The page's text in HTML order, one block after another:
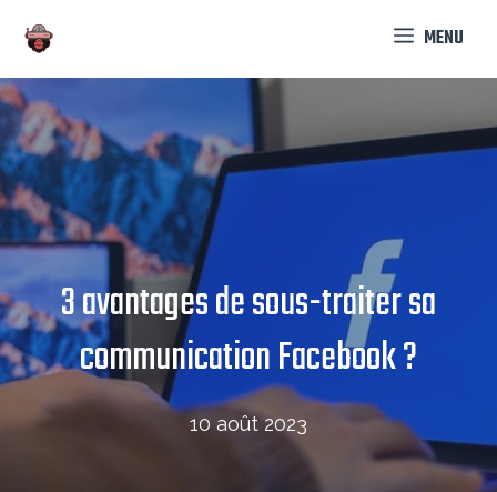
contenu
MENU
3 avantages de sous-traiter sa
communication Facebook ?
10 août 2023